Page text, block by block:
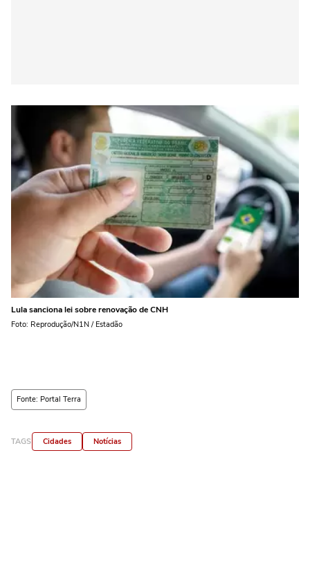
Lula sanciona lei sobre renovação de CNH
Foto: Reprodução/N1N / Estadão
Fonte: Portal Terra
TAGS Cidades Notícias